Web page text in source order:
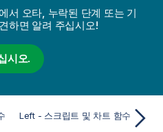
서 오타, 누락된 단계 또는 기
하면 알려 주십시오!
시오.
Left - 스크립트 및 차트 함수